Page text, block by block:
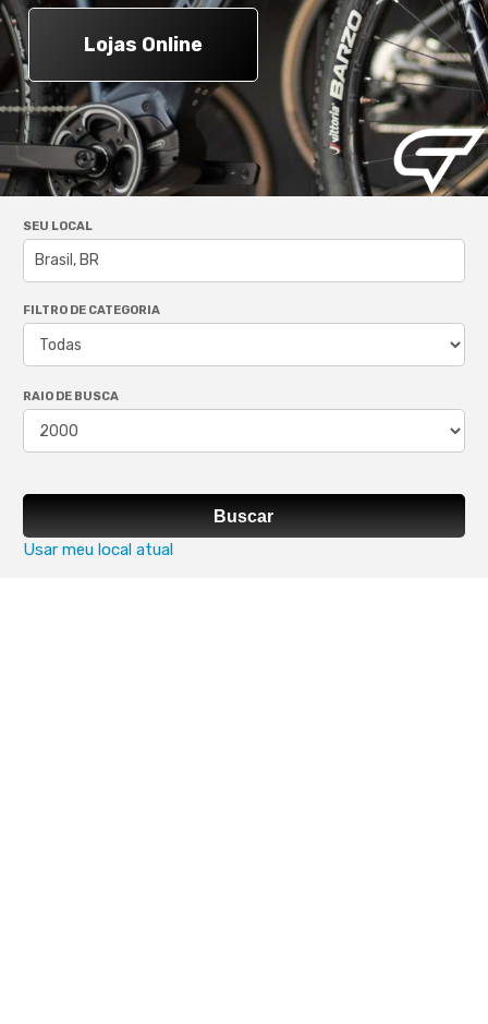
Lojas Online
SEU LOCAL
FILTRO DE CATEGORIA
RAIO DE BUSCA
Buscar
Usar meu local atual